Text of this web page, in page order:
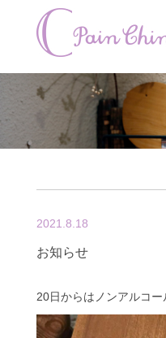
2021.8.18
お知らせ
20日からはノンアルコー